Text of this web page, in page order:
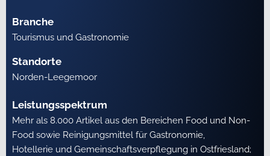
Branche
Tourismus und Gastronomie
Standorte
Norden-Leegemoor
Leistungsspektrum
Mehr als 8.000 Artikel aus den Bereichen Food und Non-
Food sowie Reinigungsmittel für Gastronomie,
Hotellerie und Gemeinschaftsverpflegung in Ostfriesland;